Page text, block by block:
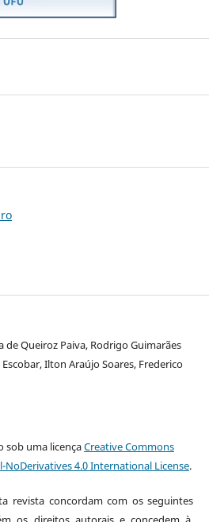
de Queiroz Paiva, Rodrigo Guimarães
Ilton Araújo Soares, Frederico
sob uma licençaCreative Commons
4.0 International License.
revista concordam com os seguintes